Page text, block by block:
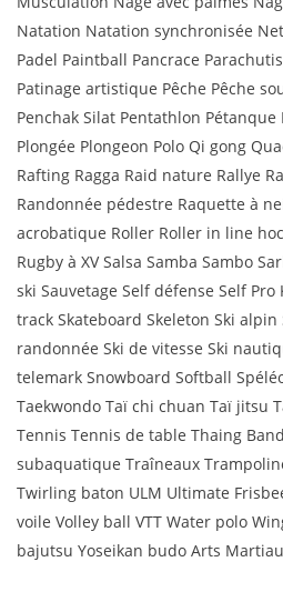
Natation Natation synchronisée
Padel Paintball Pancrace
Patinage artistique Pêche Pêche
Penchak Silat Pentathlon Pétanque
Plongée Plongeon Polo Qi gong
Rafting Ragga Raid nature Rallye
Randonnée pédestre Raquette à
acrobatique Roller Roller in line
Rugby à XV Salsa Samba Sambo
ski Sauvetage Self défense Self
track Skateboard Skeleton Ski alpin
randonnée Ski de vitesse Ski
telemark Snowboard Softball
Taekwondo Taï chi chuan Taï jitsu
Tennis Tennis de table Thaing
subaquatique Traîneaux
Twirling baton ULM Ultimate
voile Volley ball VTT Water polo
bajutsu Yoseikan budo Arts